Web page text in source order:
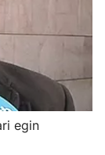
egin